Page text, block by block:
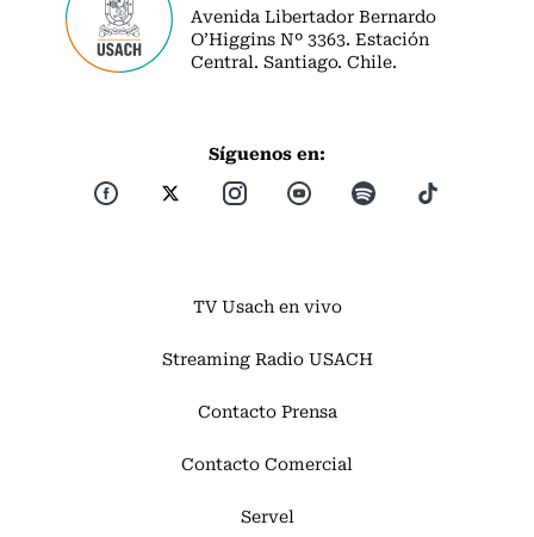
Avenida Libertador Bernardo
O’Higgins Nº 3363. Estación
Central. Santiago. Chile.
Síguenos en:
TV Usach en vivo
Streaming Radio USACH
Contacto Prensa
Contacto Comercial
Servel